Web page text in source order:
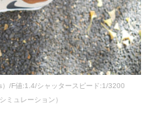
/F値:1.4/シャッタースピード:1/3200
ミュレーション）